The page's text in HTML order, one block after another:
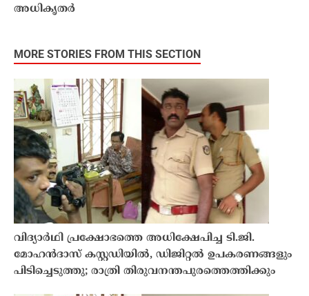
അധികൃതർ
MORE STORIES FROM THIS SECTION
വിദ്യാർഥി പ്രക്ഷോഭത്തെ അധിക്ഷേപിച്ച ടി.ജി.
മോഹൻദാസ് കസ്റ്റഡിയിൽ, ഡിജിറ്റൽ ഉപകരണങ്ങളും
പിടിച്ചെടുത്തു; രാത്രി തിരുവനന്തപുരത്തെത്തിക്കും